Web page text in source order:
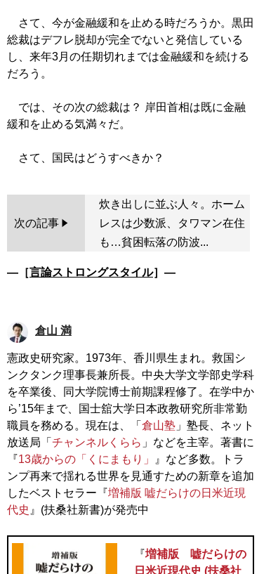
さて、今が金融緩和を止める時だろうか。黒田
総裁はデフレ脱却が完全でないと発信している
し、来年3月の任期切れまでは金融緩和を続ける
だろう。
では、その次の総裁は？ 岸田首相は既に金融
緩和を止める気満々だ。
次の記事
炊き出しに並ぶ人々。ホーム
レスは少数派、タワマン在住
も…貧困転落の防波...
―［言論ストロングスタイル］―
倉山 満
憲政史研究家。1973年、香川県生まれ。救国シ
ンクタンク理事長兼所長。中央大学文学部史学科
を卒業後、同大学院博士前期課程修了。在学中か
ら’15年まで、国士舘大学日本政教研究所非常勤
職員を務める。現在は、「 倉山塾 」塾長、ネット
放送局「 チャンネルくらら 」などを主宰。著書に
『13歳からの「くにまもり」
』など多数。トラ
ンプ再来で揺れる世界を見通すための新章を追加
したベストセラー『増補版 嘘だらけの日米近現
代史 』(扶桑社新書)が発売中
『増補版 嘘だらけの
日米近現代史 (扶桑社